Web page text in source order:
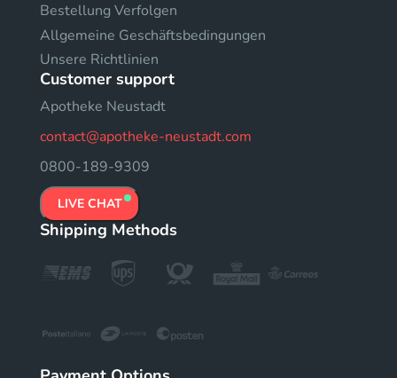
Bestellung Verfolgen
Allgemeine Geschäftsbedingungen
Unsere Richtlinien
Customer support
Apotheke Neustadt
contact@apotheke-neustadt.com
0800-189-9309
LIVE CHAT
Shipping Methods